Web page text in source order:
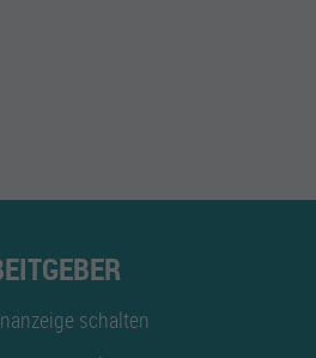
schalten